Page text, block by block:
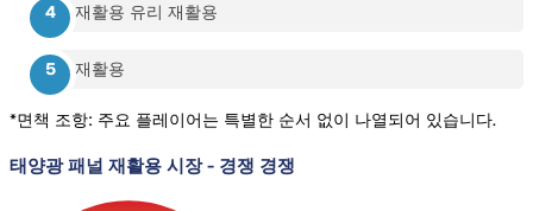
재활용 유리 재활용
재활용
*면책 조항: 주요 플레이어는 특별한 순서 없이 나열되어 있습니다.
태양광 패널 재활용 시장- 경쟁 경쟁